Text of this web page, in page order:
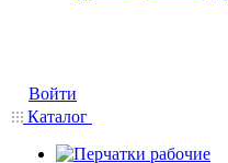
Войти
Каталог